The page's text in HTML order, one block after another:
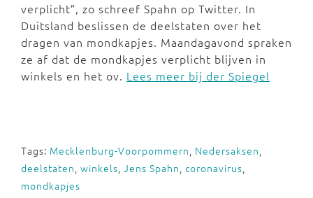
verplicht”, zo schreef Spahn op Twitter. In
Duitsland beslissen de deelstaten over het
dragen van mondkapjes. Maandagavond spraken
ze af dat de mondkapjes verplicht blijven in
winkels en het ov. Lees meer bij der Spiegel
Tags: Mecklenburg-Voorpommern, Nedersaksen,
deelstaten, winkels, Jens Spahn, coronavirus,
mondkapjes